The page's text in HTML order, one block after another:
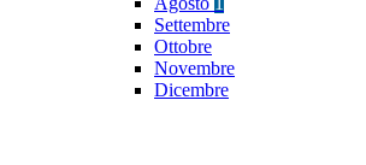
Settembre
Ottobre
Novembre
Dicembre